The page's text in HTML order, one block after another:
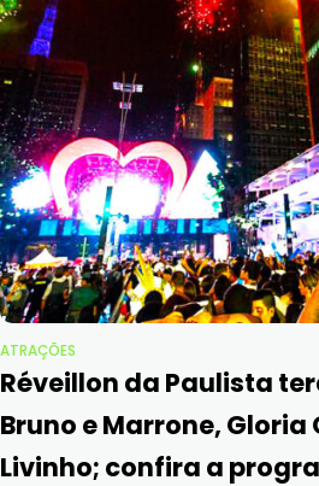
ATRAÇÕES
Réveillon da Paulista
Bruno e Marrone, Gloria
Livinho; confira a